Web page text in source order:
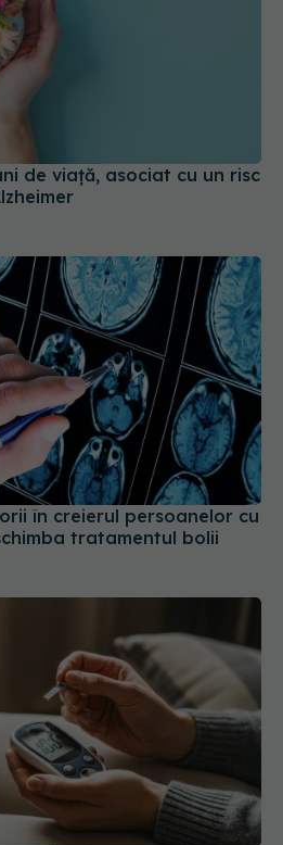
de viață, asociat cu un risc
în creierul persoanelor cu
tratamentul bolii
glicemia acasă. Cinci
rezultatul